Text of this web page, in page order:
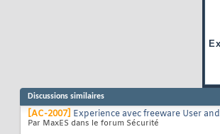
Discussions similaires
[AC-2007] Experience avec freeware User
Par MaxES dans le forum Sécurité